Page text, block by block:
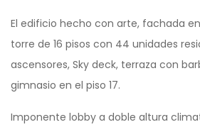
El edificio hecho con arte, fachada
torre de 16 pisos con 44 unidades
ascensores, Sky deck, terraza con
gimnasio en el piso 17.
Imponente lobby a doble altura